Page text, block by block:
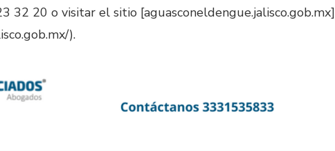
32 20 o visitar el sitio [aguasconeldengue.jalisco.gob.mx]
).